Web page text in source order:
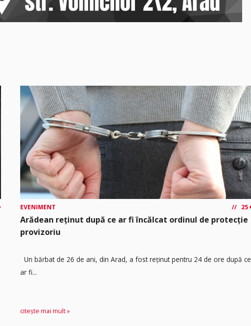
EVENIMENT 25
Arădean reținut după ce ar fi încălcat ordinul de protecție
provizoriu
Un bărbat de 26 de ani, din Arad, a fost reținut pentru 24 de ore după ce
ar fi...
citește mai mult »